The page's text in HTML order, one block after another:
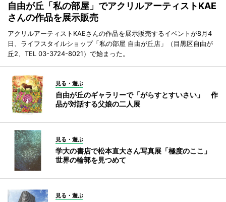
自由が丘「私の部屋」でアクリルアーティストKAE
さんの作品を展示販売
アクリルアーティストKAEさんの作品を展示販売するイベントが8月4
日、ライフスタイルショップ「私の部屋 自由が丘店」（目黒区自由が
丘2、TEL 03-3724-8021）で始まった。
見る・遊ぶ
自由が丘のギャラリーで「がらすとすいさい」 作
品が対話する父娘の二人展
見る・遊ぶ
学大の書店で松本直大さん写真展「極度のここ」
世界の輪郭を見つめて
見る・遊ぶ